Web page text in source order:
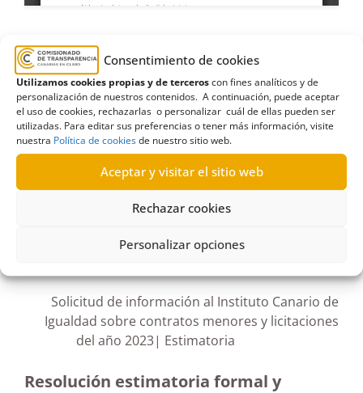
Consentimiento de cookies
Utilizamos cookies propias y de terceroscon fines analíticos y de
personalización de nuestros contenidos. A continuación, puede aceptar
el uso de cookies, rechazarlas o personalizar cuál de ellas pueden ser
utilizadas. Para editar sus preferencias o tener más información, visite
nuestra Política de cookiesde nuestro sitio web.
Aceptar y visitar el sitio web
Rechazar cookies
Personalizar opciones
abastecimiento,Actas,adjudicación
Ayuntamiento de Barlovento,Convenio,
estimatoria formal,infraestructuras,La Palma,
licitaciones,Lomo Machín,riego,Terminación
Solicitud de información al Instituto Canario de
Igualdad sobre contratos menores y licitaciones
del año 2023| Estimatoria
Resolución estimatoria formal y